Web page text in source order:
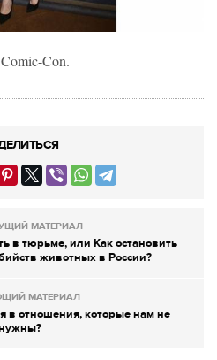
Con.
МАТЕРИАЛ
в тюрьме, или Как остановить
животных в России?
МАТЕРИАЛ
в отношения, которые нам не